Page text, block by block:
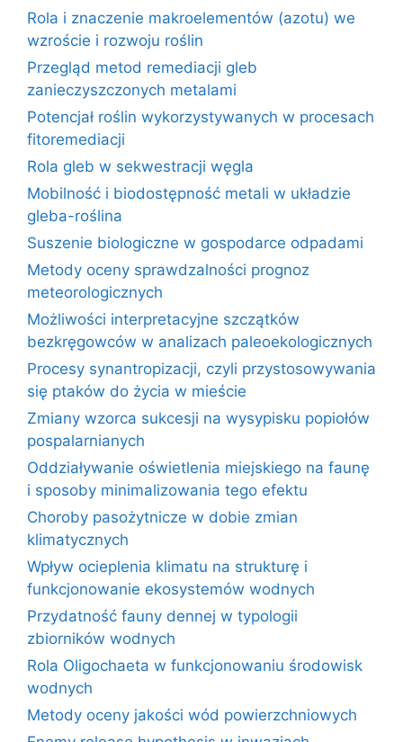
Rola i znaczenie makroelementów (azotu) we
wzroście i rozwoju roślin
Przegląd metod remediacji gleb
zanieczyszczonych metalami
Potencjał roślin wykorzystywanych w procesach
fitoremediacji
Rola gleb w sekwestracji węgla
Mobilność i biodostępność metali w układzie
gleba-roślina
Suszenie biologiczne w gospodarce odpadami
Metody oceny sprawdzalności prognoz
meteorologicznych
Możliwości interpretacyjne szczątków
bezkręgowców w analizach paleoekologicznych
Procesy synantropizacji, czyli przystosowywania
się ptaków do życia w mieście
Zmiany wzorca sukcesji na wysypisku popiołów
pospalarnianych
Oddziaływanie oświetlenia miejskiego na faunę
i sposoby minimalizowania tego efektu
Choroby pasożytnicze w dobie zmian
klimatycznych
Wpływ ocieplenia klimatu na strukturę i
funkcjonowanie ekosystemów wodnych
Przydatność fauny dennej w typologii
zbiorników wodnych
Rola Oligochaeta w funkcjonowaniu środowisk
wodnych
Metody oceny jakości wód powierzchniowych